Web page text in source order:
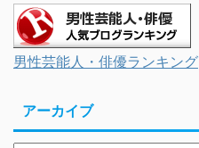
男性芸能人・俳優ランキング
アーカイブ